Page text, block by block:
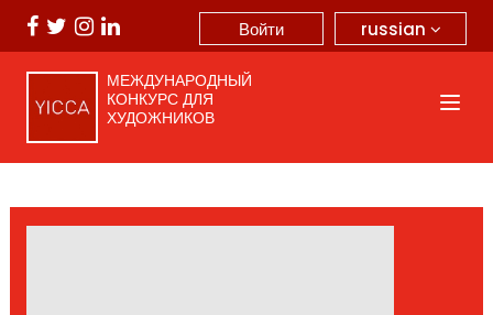
russian
Войти
МЕЖДУНАРОДНЫЙ
КОНКУРС ДЛЯ
ХУДОЖНИКОВ